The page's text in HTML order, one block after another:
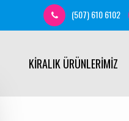
(507) 610 6102
KİRALIK ÜRÜNLERİMİZ